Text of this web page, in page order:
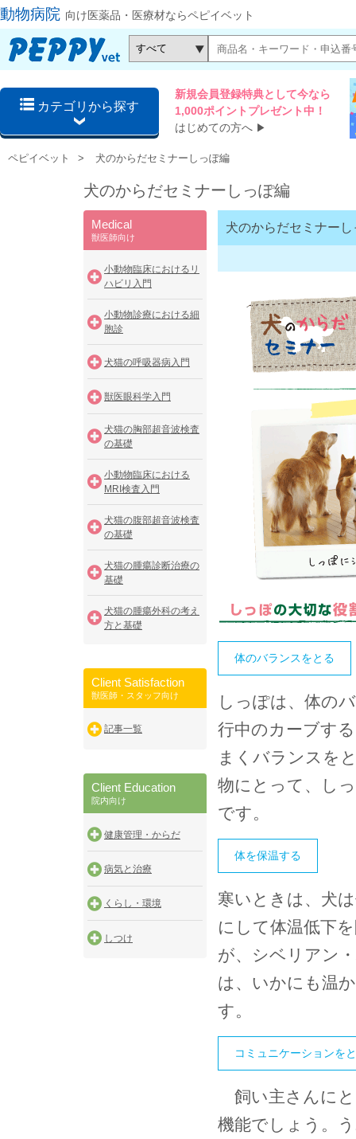
動物病院 向け医薬品・医療材ならペピイベット
カテゴリから探す
新規会員登録特典として今なら
1,000ポイントプレゼント中！
はじめての方へ ▶
ペピイベット 犬のからだセミナーしっぽ編
犬のからだセミナーしっぽ編
Medical
獣医師向け
小動物臨床におけるリ
ハビリ入門
小動物診療における細
胞診
犬猫の呼吸器病入門
獣医眼科学入門
犬猫の胸部超音波検査
の基礎
小動物臨床における
MRI検査入門
犬猫の腹部超音波検査
の基礎
犬猫の腫瘍診断治療の
基礎
犬猫の腫瘍外科の考え
方と基礎
Client Satisfaction
獣医師・スタッフ向け
記事一覧
Client Education
院内向け
健康管理・からだ
病気と治療
くらし・環境
しつけ
犬のからだセミナーし
体のバランスをとる
しっぽは、体の
行中のカーブす
まくバランスを
物にとって、し
です。
体を保温する
寒いときは、犬
にして体温低下
が、シベリアン
は、いかにも温
す。
コミュニケーションを
飼い主さんにと
機能でしょう。